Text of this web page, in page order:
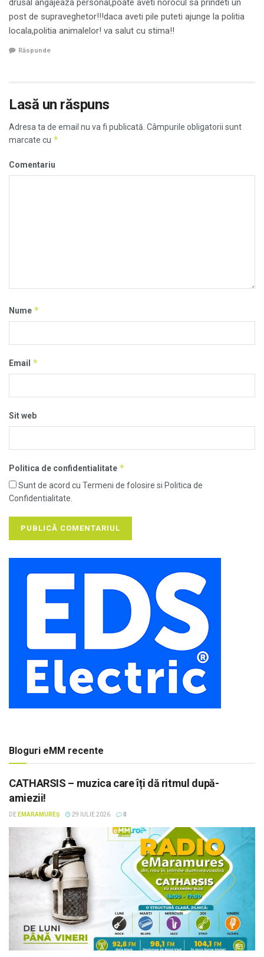
drusal angajeaza personal,poate aveti norocul sa prindeti un
post de supraveghetor!!!daca aveti pile puteti ajunge la politia
locala,politia animalelor! va salut cu stima!!
Răspunde
Lasă un răspuns
Adresa ta de email nu va fi publicată. Câmpurile obligatorii sunt
marcate cu *
Comentariu
Nume *
Email *
Sit web
Politica de confidentialitate *
Sunt de acord cu Termeni de folosire si Politica de
Confidentialitate.
Bloguri eMM recente
CATHARSIS – muzica care îți dă ritmul după-
amiezii!
DE EMARAMUREȘ 29 IULIE 2026 0